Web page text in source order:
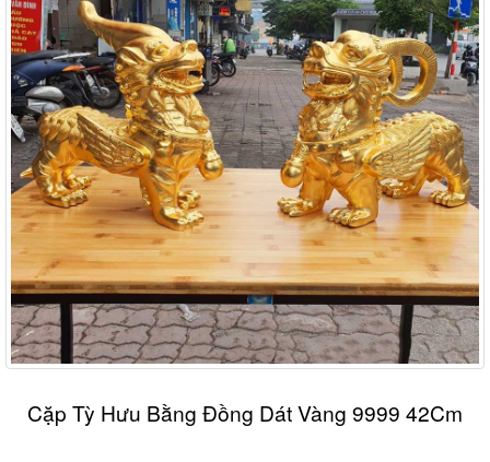
Cặp Tỳ Hưu Bằng Đồng Dát Vàng 9999 42Cm